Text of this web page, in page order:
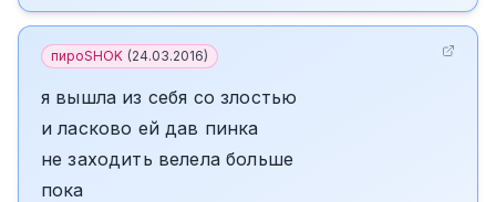
пироSHOK (24.03.2016)
я вышла из себя со злостью
и ласково ей дав пинка
не заходить велела больше
пока